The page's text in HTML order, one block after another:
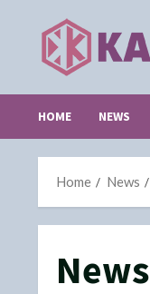
content
HOME NEWS
Home News
News